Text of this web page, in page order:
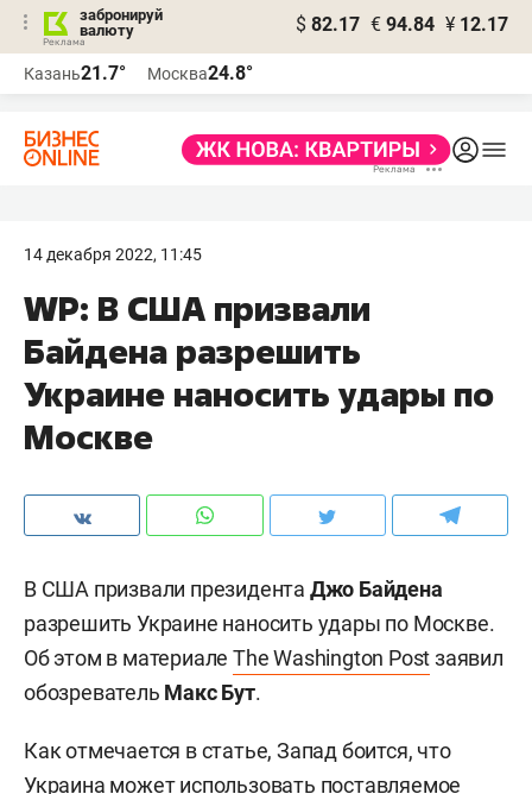
забронируй
валюту
$ 82.17 € 94.84 ¥ 12.17
Казань21.7° Москва24.8°
14 декабря 2022, 11:45
WP: В США призвали
Байдена разрешить
Украине наносить удары по
Москве
В США призвали президента Джо Байдена
разрешить Украине наносить удары по Москве.
Об этом в материалеThe Washington Postзаявил
обозреватель Макс Бут.
Как отмечается в статье, Запад боится, что
Украина может использовать поставляемое